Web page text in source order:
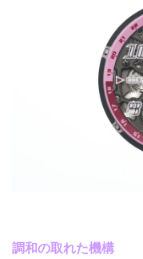
調和の取れた機構